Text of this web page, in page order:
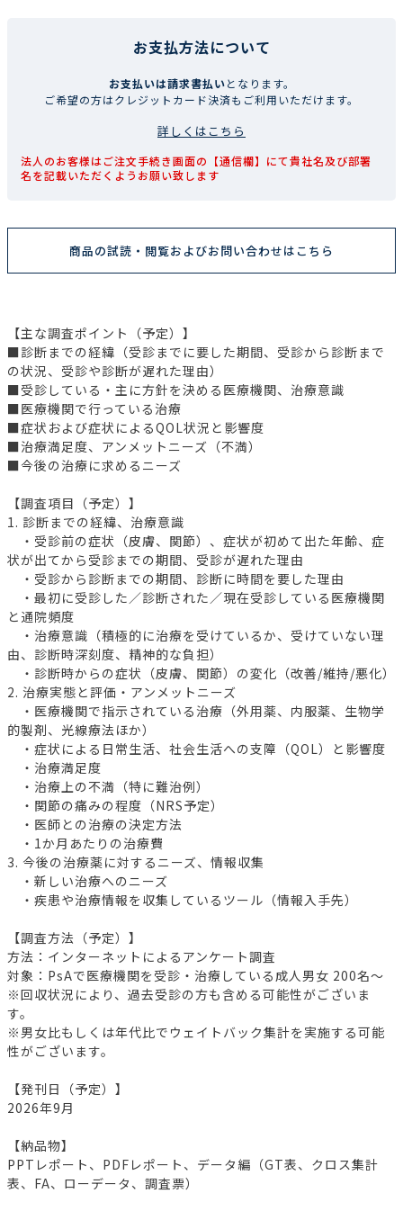
お支払方法について
お支払いは請求書払いとなります。
ご希望の方はクレジットカード決済もご利用いただけます。
詳しくはこちら
法人のお客様はご注文手続き画面の【通信欄】にて貴社名及び部署
名を記載いただくようお願い致します
商品の試読・閲覧およびお問い合わせはこちら
【主な調査ポイント（予定）】
■診断までの経緯（受診までに要した期間、受診から診断まで
の状況、受診や診断が遅れた理由）
■受診している・主に方針を決める医療機関、治療意識
■医療機関で行っている治療
■症状および症状によるQOL状況と影響度
■治療満足度、アンメットニーズ（不満）
■今後の治療に求めるニーズ
【調査項目（予定）】
1. 診断までの経緯、治療意識
・受診前の症状（皮膚、関節）、症状が初めて出た年齢、症
状が出てから受診までの期間、受診が遅れた理由
・受診から診断までの期間、診断に時間を要した理由
・最初に受診した／診断された／現在受診している医療機関
と通院頻度
・治療意識（積極的に治療を受けているか、受けていない理
由、診断時深刻度、精神的な負担）
・診断時からの症状（皮膚、関節）の変化（改善/維持/悪化）
2. 治療実態と評価・アンメットニーズ
・医療機関で指示されている治療（外用薬、内服薬、生物学
的製剤、光線療法ほか）
・症状による日常生活、社会生活への支障（QOL）と影響度
・治療満足度
・治療上の不満（特に難治例）
・関節の痛みの程度（NRS予定）
・医師との治療の決定方法
・1か月あたりの治療費
3. 今後の治療薬に対するニーズ、情報収集
・新しい治療へのニーズ
・疾患や治療情報を収集しているツール（情報入手先）
【調査方法（予定）】
方法：インターネットによるアンケート調査
対象：PsAで医療機関を受診・治療している成人男女 200名～
※回収状況により、過去受診の方も含める可能性がございま
す。
※男女比もしくは年代比でウェイトバック集計を実施する可能
性がございます。
【発刊日（予定）】
2026年9月
【納品物】
PPTレポート、PDFレポート、データ編（GT表、クロス集計
表、FA、ローデータ、調査票）